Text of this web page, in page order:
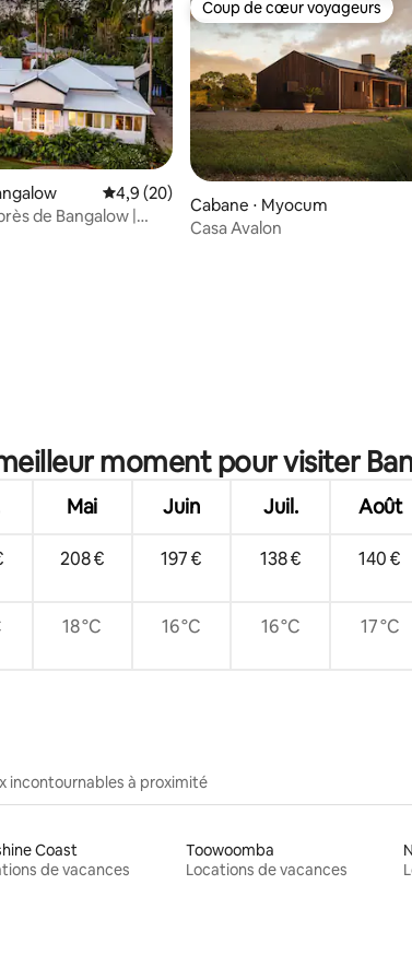
de 293 commentaires : 5 sur 5
Évaluation moyenne sur la base de 20
4,9 (20)
de Bangalow |
Coup de cœur voyageurs
Coup de cœur voyageurs
Cabane ⋅ Myocum
Casa Avalon
moment pour visiter
Mai Juin Juil. Août
208 € 197 € 138 € 140 €
18 °C 16 °C 16 °C 17 °C
incontournables à proximité
Coast
de vacances
Toowoomba
Locations de vacances